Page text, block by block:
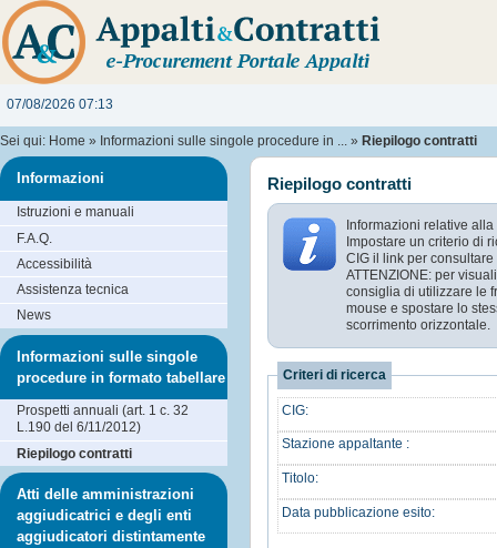
07/08/2026 07:13
Sei qui: Home » Informazioni sulle singole procedure in ... » Riepilogo contratti
Riepilogo contratti
Informazioni relative
Impostare un criterio di
CIG il link per
ATTENZIONE: per
consiglia di utilizzare le
mouse e spostare lo
scorrimento orizzontale.
Criteri di ricerca
CIG:
Stazione appaltante :
Titolo:
Data pubblicazione esito:
Informazioni
Istruzioni e manuali
F.A.Q.
Accessibilità
Assistenza tecnica
News
Informazioni sulle singole
procedure in formato tabellare
Prospetti annuali (art. 1 c. 32
L.190 del 6/11/2012)
Riepilogo contratti
Atti delle amministrazioni
aggiudicatrici e degli enti
aggiudicatori distintamente